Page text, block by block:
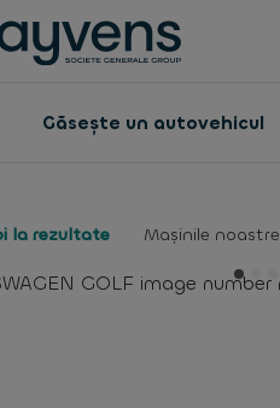
Găsește un autovehicul
la rezultate Mașinile noastre